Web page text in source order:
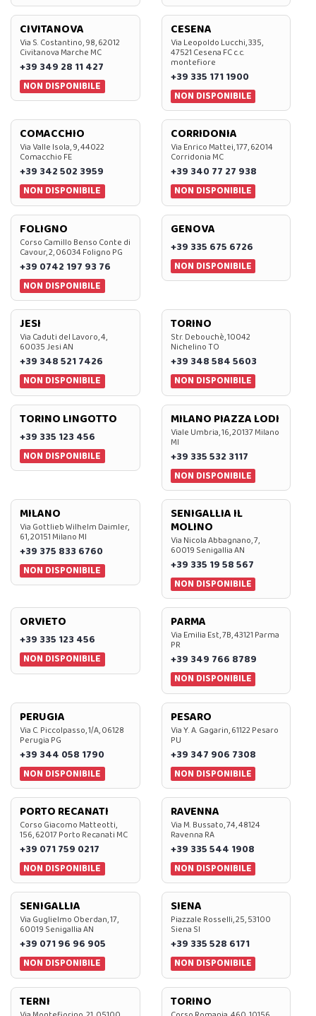
CIVITANOVA
Via S. Costantino, 98, 62012
Civitanova Marche MC
+39 349 28 11 427
NON DISPONIBILE
CESENA
Via Leopoldo Lucchi, 335,
47521 Cesena FC c.c.
montefiore
+39 335 171 1900
NON DISPONIBILE
COMACCHIO
Via Valle Isola, 9, 44022
Comacchio FE
+39 342 502 3959
NON DISPONIBILE
CORRIDONIA
Via Enrico Mattei, 177, 62014
Corridonia MC
+39 340 77 27 938
NON DISPONIBILE
FOLIGNO
Corso Camillo Benso Conte di
Cavour, 2, 06034 Foligno PG
+39 0742 197 93 76
NON DISPONIBILE
GENOVA
+39 335 675 6726
NON DISPONIBILE
JESI
Via Caduti del Lavoro, 4,
60035 Jesi AN
+39 348 521 7426
NON DISPONIBILE
TORINO
Str. Debouchè, 10042
Nichelino TO
+39 348 584 5603
NON DISPONIBILE
TORINO LINGOTTO
+39 335 123 456
NON DISPONIBILE
MILANO PIAZZA LODI
Viale Umbria, 16, 20137 Milano
MI
+39 335 532 3117
NON DISPONIBILE
MILANO
Via Gottlieb Wilhelm Daimler,
61, 20151 Milano MI
+39 375 833 6760
NON DISPONIBILE
SENIGALLIA IL
MOLINO
Via Nicola Abbagnano, 7,
60019 Senigallia AN
+39 335 19 58 567
NON DISPONIBILE
ORVIETO
+39 335 123 456
NON DISPONIBILE
PARMA
Via Emilia Est, 7B, 43121 Parma
PR
+39 349 766 8789
NON DISPONIBILE
PERUGIA
Via C. Piccolpasso, 1/A, 06128
Perugia PG
+39 344 058 1790
NON DISPONIBILE
PESARO
Via Y. A. Gagarin, 61122 Pesaro
PU
+39 347 906 7308
NON DISPONIBILE
PORTO RECANATI
Corso Giacomo Matteotti,
156, 62017 Porto Recanati MC
+39 071 759 0217
NON DISPONIBILE
RAVENNA
Via M. Bussato, 74, 48124
Ravenna RA
+39 335 544 1908
NON DISPONIBILE
SENIGALLIA
Via Guglielmo Oberdan, 17,
60019 Senigallia AN
+39 071 96 96 905
NON DISPONIBILE
SIENA
Piazzale Rosselli, 25, 53100
Siena SI
+39 335 528 6171
NON DISPONIBILE
TERNI TORINO